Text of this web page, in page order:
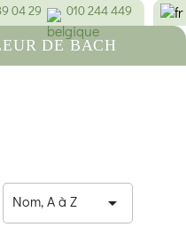
04 29 010 244 449
DE BACH
Nom, A à Z 